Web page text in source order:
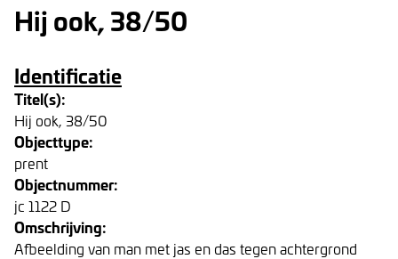
Hij ook, 38/50
Identificatie
Titel(s):
Hij ook, 38/50
Objecttype:
prent
Objectnummer:
jc 1122 D
Omschrijving:
Afbeelding van man met jas en das tegen achtergrond